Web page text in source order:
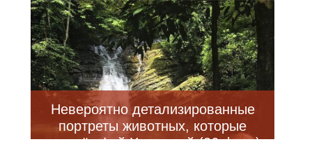
Невероятно детализированные
портреты животных, которые
создаёт Фей Халлидей (26 фото)